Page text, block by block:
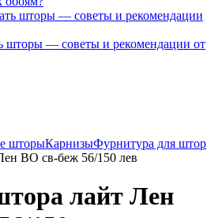
шторы — советы и рекомендации от
шторыКарнизыФурнитура для штор
ВО св-беж 56/150 лев
лайт Лен